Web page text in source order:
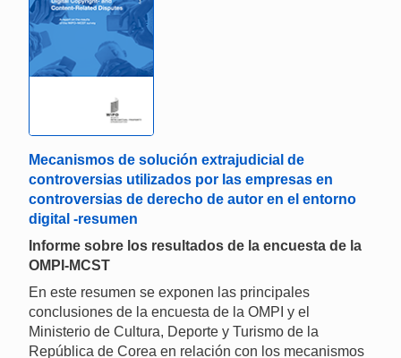
Mecanismos de solución extrajudicial de
controversias utilizados por las empresas en
controversias de derecho de autor en el entorno
digital -resumen
Informe sobre los resultados de la encuesta de la
OMPI-MCST
En este resumen se exponen las principales
conclusiones de la encuesta de la OMPI y el
Ministerio de Cultura, Deporte y Turismo de la
República de Corea en relación con los mecanismos